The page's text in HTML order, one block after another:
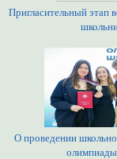
Пригласительный этап
О проведении